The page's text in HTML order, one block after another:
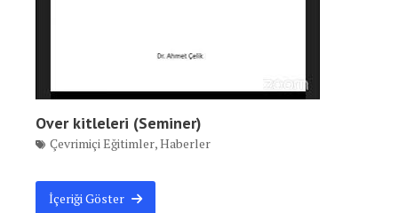
Over kitleleri (Seminer)
Çevrimiçi Eğitimler,Haberler
İçeriği Göster